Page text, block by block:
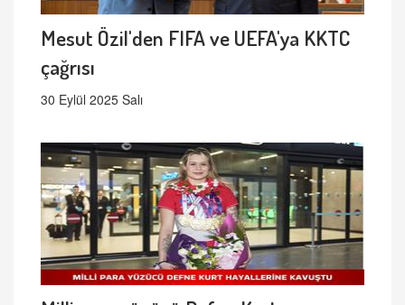
Mesut Özil'den FIFA ve UEFA'ya KKTC
çağrısı
30 Eylül 2025 Salı